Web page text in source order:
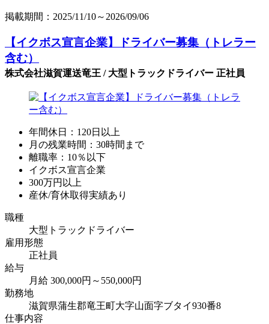
掲載期間：2025/11/10～2026/09/06
【イクボス宣言企業】ドライバー募集（トレラー
含む）
株式会社滋賀運送竜王 / 大型トラックドライバー 正社員
年間休日：120日以上
月の残業時間：30時間まで
離職率：10％以下
イクボス宣言企業
300万円以上
産休/育休取得実績あり
職種
大型トラックドライバー
雇用形態
正社員
給与
月給 300,000円～550,000円
勤務地
滋賀県蒲生郡竜王町大字山面字ブタイ930番8
仕事内容